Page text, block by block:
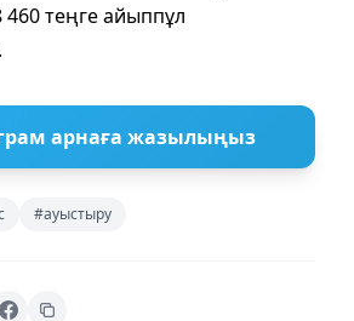
460 теңге айыппұл
арнаға жазылыңыз
#ауыстыру